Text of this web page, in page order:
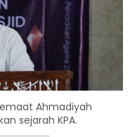
Ahmadiyah
sejarah KPA.